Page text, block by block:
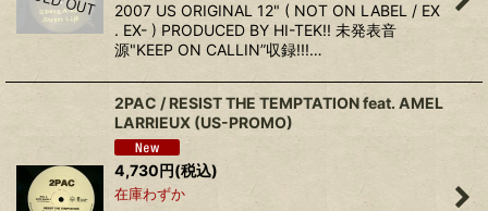
2007 US ORIGINAL 12" ( NOT ON LABEL / EX
. EX- ) PRODUCED BY HI-TEK!! 未発表音
源"KEEP ON CALLIN”収録!!!…
2PAC / RESIST THE TEMPTATION feat. AMEL
LARRIEUX (US-PROMO)
4,730円(税込)
在庫わずか